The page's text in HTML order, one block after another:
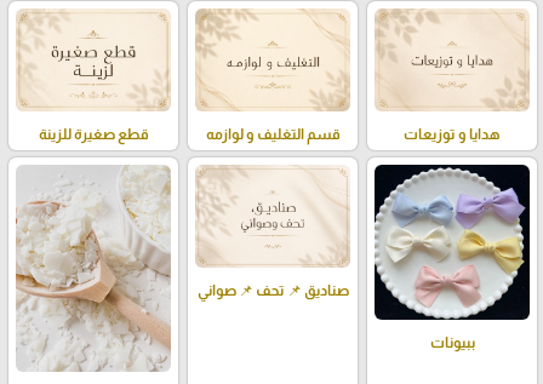
هدايا و توزيعات قسم التغليف و لوازمه قطع صغيرة للزينة
ببيونات
صناديق 📌 تحف 📌 صواني